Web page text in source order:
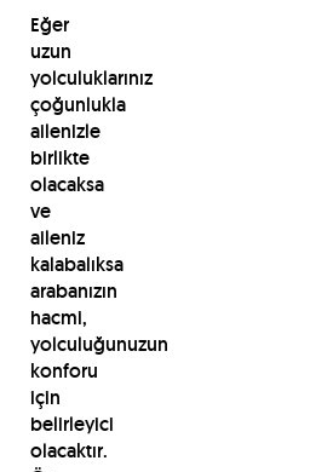
Eğer
uzun
yolculuklarınız
çoğunlukla
ailenizle
birlikte
olacaksa
ve
aileniz
kalabalıksa
arabanızın
hacmi,
yolculuğunuzun
konforu
için
belirleyici
olacaktır.